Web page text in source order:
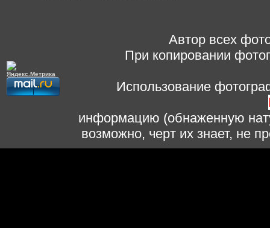
Автор всех
При копировании
Использование
информацию (обнаженную
возможно, черт их знает, не